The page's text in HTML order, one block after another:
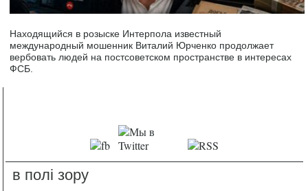
Находящийся в розыске Интерпола известный
международный мошенник Виталий Юрченко продолжает
вербовать людей на постсоветском пространстве в интересах
ФСБ.
в полі зору